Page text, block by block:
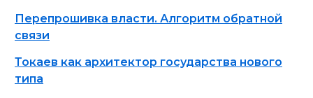
Перепрошивка власти. Алгоритм обратной
связи
Токаев как архитектор государства нового
типа